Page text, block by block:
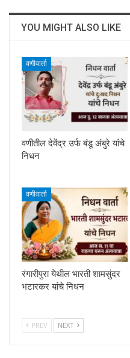
YOU MIGHT ALSO LIKE
वणीवार्ता
वणीतील देवेंद्र उर्फ बंडू अंबुरे यांचे
निधन
वणीवार्ता
रंगारीपुरा येथील भारती शामसुंदर
भटारकर यांचे निधन
PREV NEXT